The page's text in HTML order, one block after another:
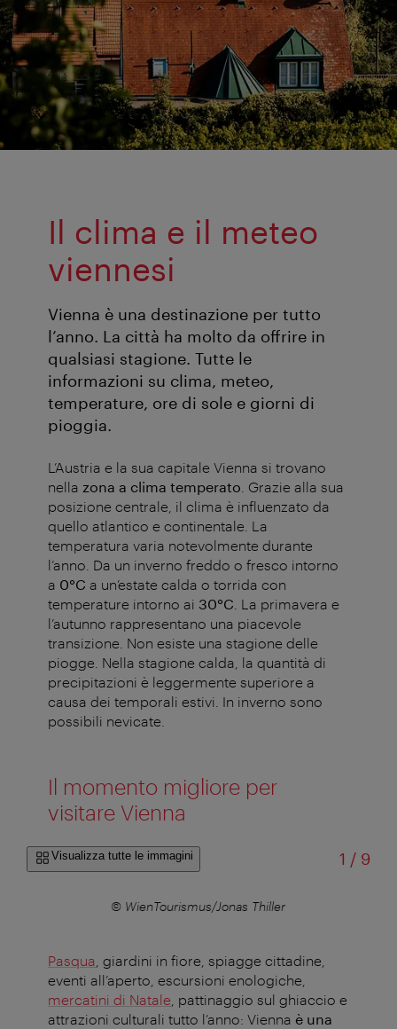
Il clima e il meteo
viennesi
Vienna è una destinazione per tutto
l’anno. La città ha molto da offrire in
qualsiasi stagione. Tutte le
informazioni su clima, meteo,
temperature, ore di sole e giorni di
pioggia.
L’Austria e la sua capitale Vienna si trovano
nella zona a clima temperato . Grazie alla sua
posizione centrale, il clima è influenzato da
quello atlantico e continentale. La
temperatura varia notevolmente durante
l’anno. Da un inverno freddo o fresco intorno
a 0°C a un’estate calda o torrida con
temperature intorno ai 30°C . La primavera e
l’autunno rappresentano una piacevole
transizione. Non esiste una stagione delle
piogge. Nella stagione calda, la quantità di
precipitazioni è leggermente superiore a
causa dei temporali estivi. In inverno sono
possibili nevicate.
Il momento migliore per
visitare Vienna
Visualizza tutte le immagini 1 /di
9
© WienTourismus/Jonas Thiller
Pasqua , giardini in fiore, spiagge cittadine,
eventi all’aperto, escursioni enologiche,
mercatini di Natale , pattinaggio sul ghiaccio e
attrazioni culturali tutto l’anno: Vienna è una